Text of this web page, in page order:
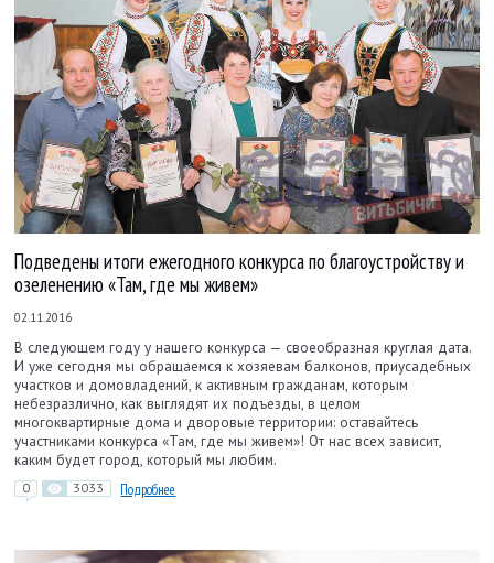
Подведены итоги ежегодного конкурса по благоустройству и
озеленению «Там, где мы живем»
02.11.2016
В следующем году у нашего конкурса — своеобразная круглая дата.
И уже сегодня мы обращаемся к хозяевам балконов, приусадебных
участков и домовладений, к активным гражданам, которым
небезразлично, как выглядят их подъезды, в целом
многоквартирные дома и дворовые территории: оставайтесь
участниками конкурса «Там, где мы живем»! От нас всех зависит,
каким будет город, который мы любим.
0 3033 Подробнее